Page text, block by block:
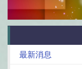
最新消息